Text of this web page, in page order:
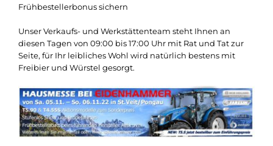
Frühbestellerbonus sichern
Unser Verkaufs- und Werkstättenteam steht Ihnen an
diesen Tagen von 09:00 bis 17:00 Uhr mit Rat und Tat zur
Seite, für Ihr leibliches Wohl wird natürlich bestens mit
Freibier und Würstel gesorgt.